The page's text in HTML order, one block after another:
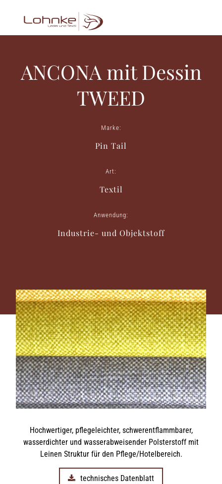
ANCONA mit Dessin
TWEED
Marke:
Pin Tail
Art:
Textil
Anwendung:
Industrie- und Objektstoff
Hochwertiger, pflegeleichter, schwerentflammbarer,
wasserdichter und wasserabweisender Polsterstoff mit
Leinen Struktur für den Pflege/Hotelbereich.
technisches Datenblatt